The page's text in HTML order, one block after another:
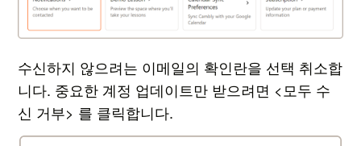
수신하지 않으려는 이메일의 확인란을 선택 취소합
니다. 중요한 계정 업데이트만 받으려면 <모두 수
신 거부> 를 클릭합니다.